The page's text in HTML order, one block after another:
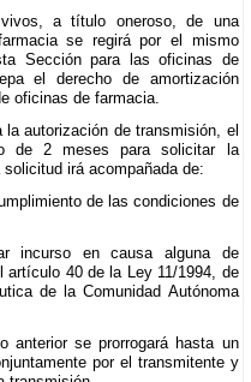
a título oneroso, de una
se regirá por el mismo
Sección para las oficinas de
el derecho de amortización
oficinas de farmacia.
autorización de transmisión, el
de 2 meses para solicitar la
irá acompañada de:
de las condiciones de
incurso en causa alguna de
artículo 40 de la Ley 11/1994, de
de la Comunidad Autónoma
anterior se prorrogará hasta un
por el transmitente y